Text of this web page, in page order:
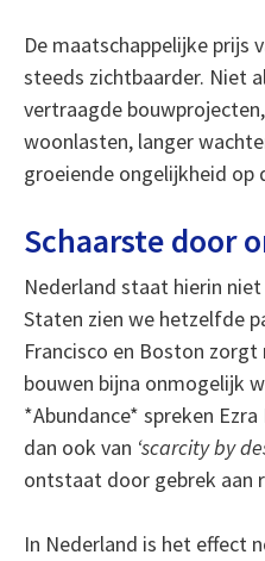
De maatschappelijke prijs
steeds zichtbaarder. Niet
vertraagde
woonlasten, langer
groeiende ongelijkheid op
Schaarste door
Nederland staat hierin
Staten zien we hetzelfde
Francisco en Boston
bouwen bijna onmogelijk
*Abundance* spreken
dan ook van ‘scarcity by
ontstaat door gebrek aan
In Nederland is het effect